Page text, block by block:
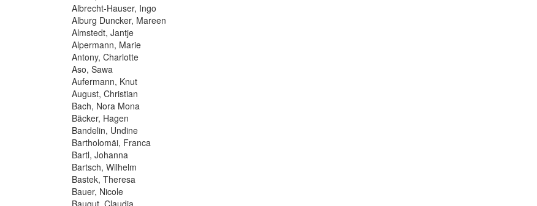
Albrecht-Hauser, Ingo
Alburg Duncker, Mareen
Almstedt, Jantje
Alpermann, Marie
Antony, Charlotte
Aso, Sawa
Aufermann, Knut
August, Christian
Bach, Nora Mona
Bäcker, Hagen
Bandelin, Undine
Bartholomäi, Franca
Bartl, Johanna
Bartsch, Wilhelm
Bastek, Theresa
Bauer, Nicole
Baugut, Claudia